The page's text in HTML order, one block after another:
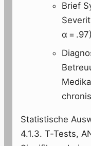
Brief
α =
Statistische
4.1.3. T‑Tests,